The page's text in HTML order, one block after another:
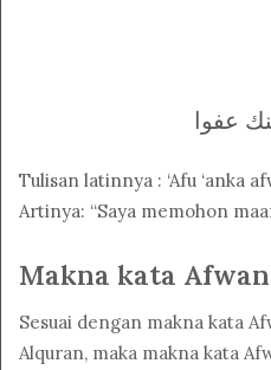
عفوا
Tulisan latinnya : ‘Afu ‘anka
Artinya: “Saya memohon
Makna kata Afwan
Sesuai dengan makna kata
Alquran, maka makna kata